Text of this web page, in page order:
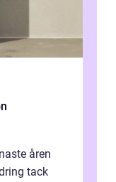
åren
tack